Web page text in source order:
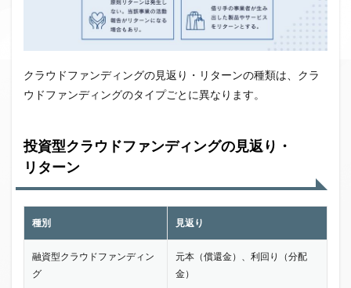
クラウドファンディングの見返り・リターンの種類は、クラ
ウドファンディングのタイプごとに異なります。
投資型クラウドファンディングの見返り・
リターン
種別 見返り
融資型クラウドファンディン
グ
元本（償還金）、利回り（分配
金）